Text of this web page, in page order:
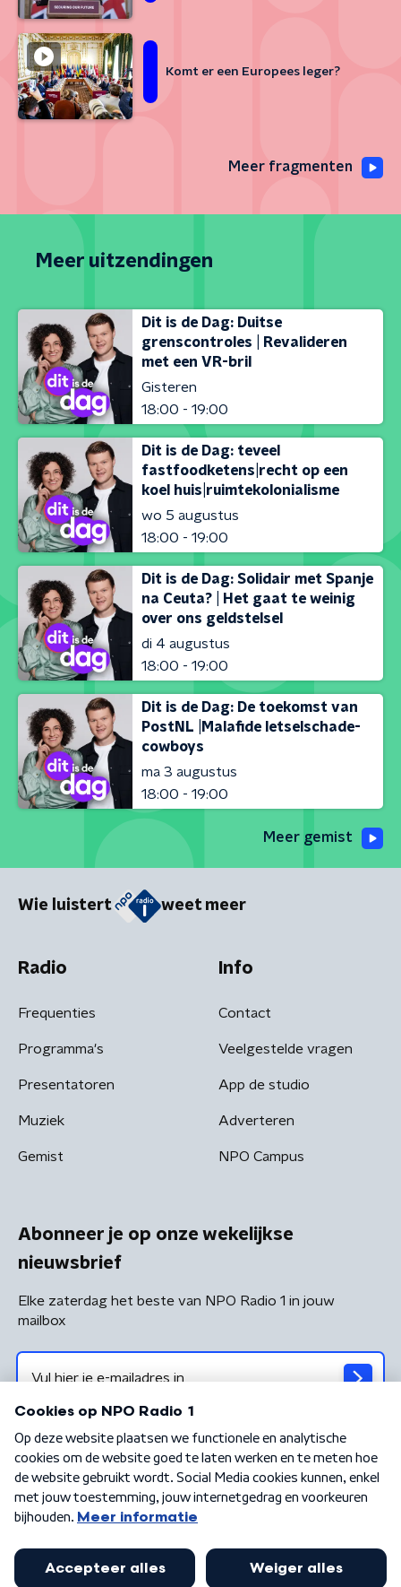
Komt er een Europees leger?
Meer fragmenten
Meer uitzendingen
Dit is de Dag: Duitse
grenscontroles | Revalideren
met een VR-bril
Gisteren
18:00 - 19:00
Dit is de Dag: teveel
fastfoodketens|recht op een
koel huis|ruimtekolonialisme
wo 5 augustus
18:00 - 19:00
Dit is de Dag: Solidair met Spanje
na Ceuta? | Het gaat te weinig
over ons geldstelsel
di 4 augustus
18:00 - 19:00
Dit is de Dag: De toekomst van
PostNL |Malafide letselschade-
cowboys
ma 3 augustus
18:00 - 19:00
Meer gemist
Wie luistert weet meer
Radio
Frequenties
Programma's
Presentatoren
Muziek
Gemist
Info
Contact
Veelgestelde vragen
App de studio
Adverteren
NPO Campus
Abonneer je op onze wekelijkse
nieuwsbrief
Elke zaterdag het beste van NPO Radio 1 in jouw
mailbox
Algemene voorwaarden